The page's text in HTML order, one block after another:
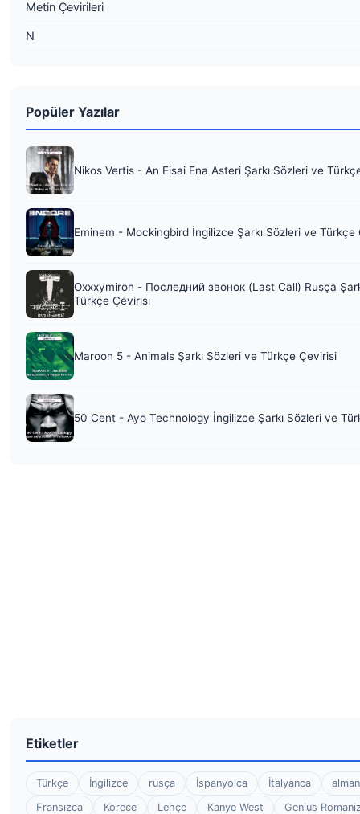
Metin Çevirileri
N
Popüler Yazılar
Nikos Vertis - An Eisai Ena Asteri Şarkı Sözleri ve
Eminem - Mockingbird İngilizce Şarkı Sözleri ve Türkçe
Oxxxymiron - Последний звонок (Last Call) Rusça
Türkçe Çevirisi
Maroon 5 - Animals Şarkı Sözleri ve Türkçe Çevirisi
50 Cent - Ayo Technology İngilizce Şarkı Sözleri ve
Etiketler
Türkçe İngilizce rusça İspanyolca İtalyanca
Fransızca
Korece Lehçe Kanye West
Genius